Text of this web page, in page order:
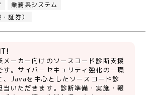
業務系システム
証券）
メーカー向けのソースコード診断支援
す。サイバーセキュリティ強化の一環
、Javaを中心としたソースコード診
当いただきます。診断準備・実施・報